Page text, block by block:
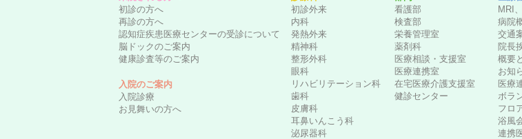
初診の方へ
再診の方へ
認知症疾患医療センターの受診について
脳ドックのご案内
健康診査等のご案内
入院のご案内
入院診療
お見舞いの方へ
初診外来
内科
発熱外来
精神科
整形外科
眼科
リハビリテーション科
歯科
皮膚科
耳鼻いんこう科
泌尿器科
看護部
検査部
栄養管理室
薬剤科
医療相談・支援室
医療連携室
在宅医療介護支援室
健診センター
MRI
病院
交通
院長
概要
お知
医療
ボラ
フロ
浴風
連携